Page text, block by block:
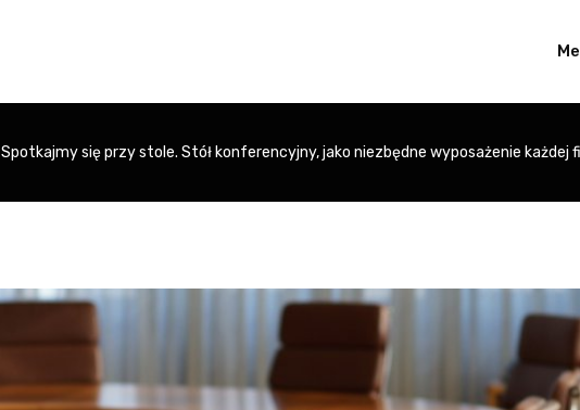
Spotkajmy się przy stole. Stół konferencyjny, jako niezbędne wyposażenie każdej